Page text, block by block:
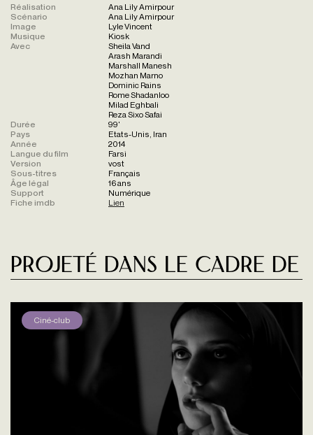
Réalisation
Ana Lily Amirpour
Scénario
Ana Lily Amirpour
Image
Lyle Vincent
Musique
Kiosk
Avec
Sheila Vand
Arash Marandi
Marshall Manesh
Mozhan Marno
Dominic Rains
Rome Shadanloo
Milad Eghbali
Reza Sixo Safai
Durée
99'
Pays
Etats-Unis, Iran
Année
2014
Langue du film
Farsi
Version
vost
Sous-titres
Français
Âge légal
16 ans
Support
Numérique
Fiche imdb
Lien
Projeté dans le cadre de
Ciné-club